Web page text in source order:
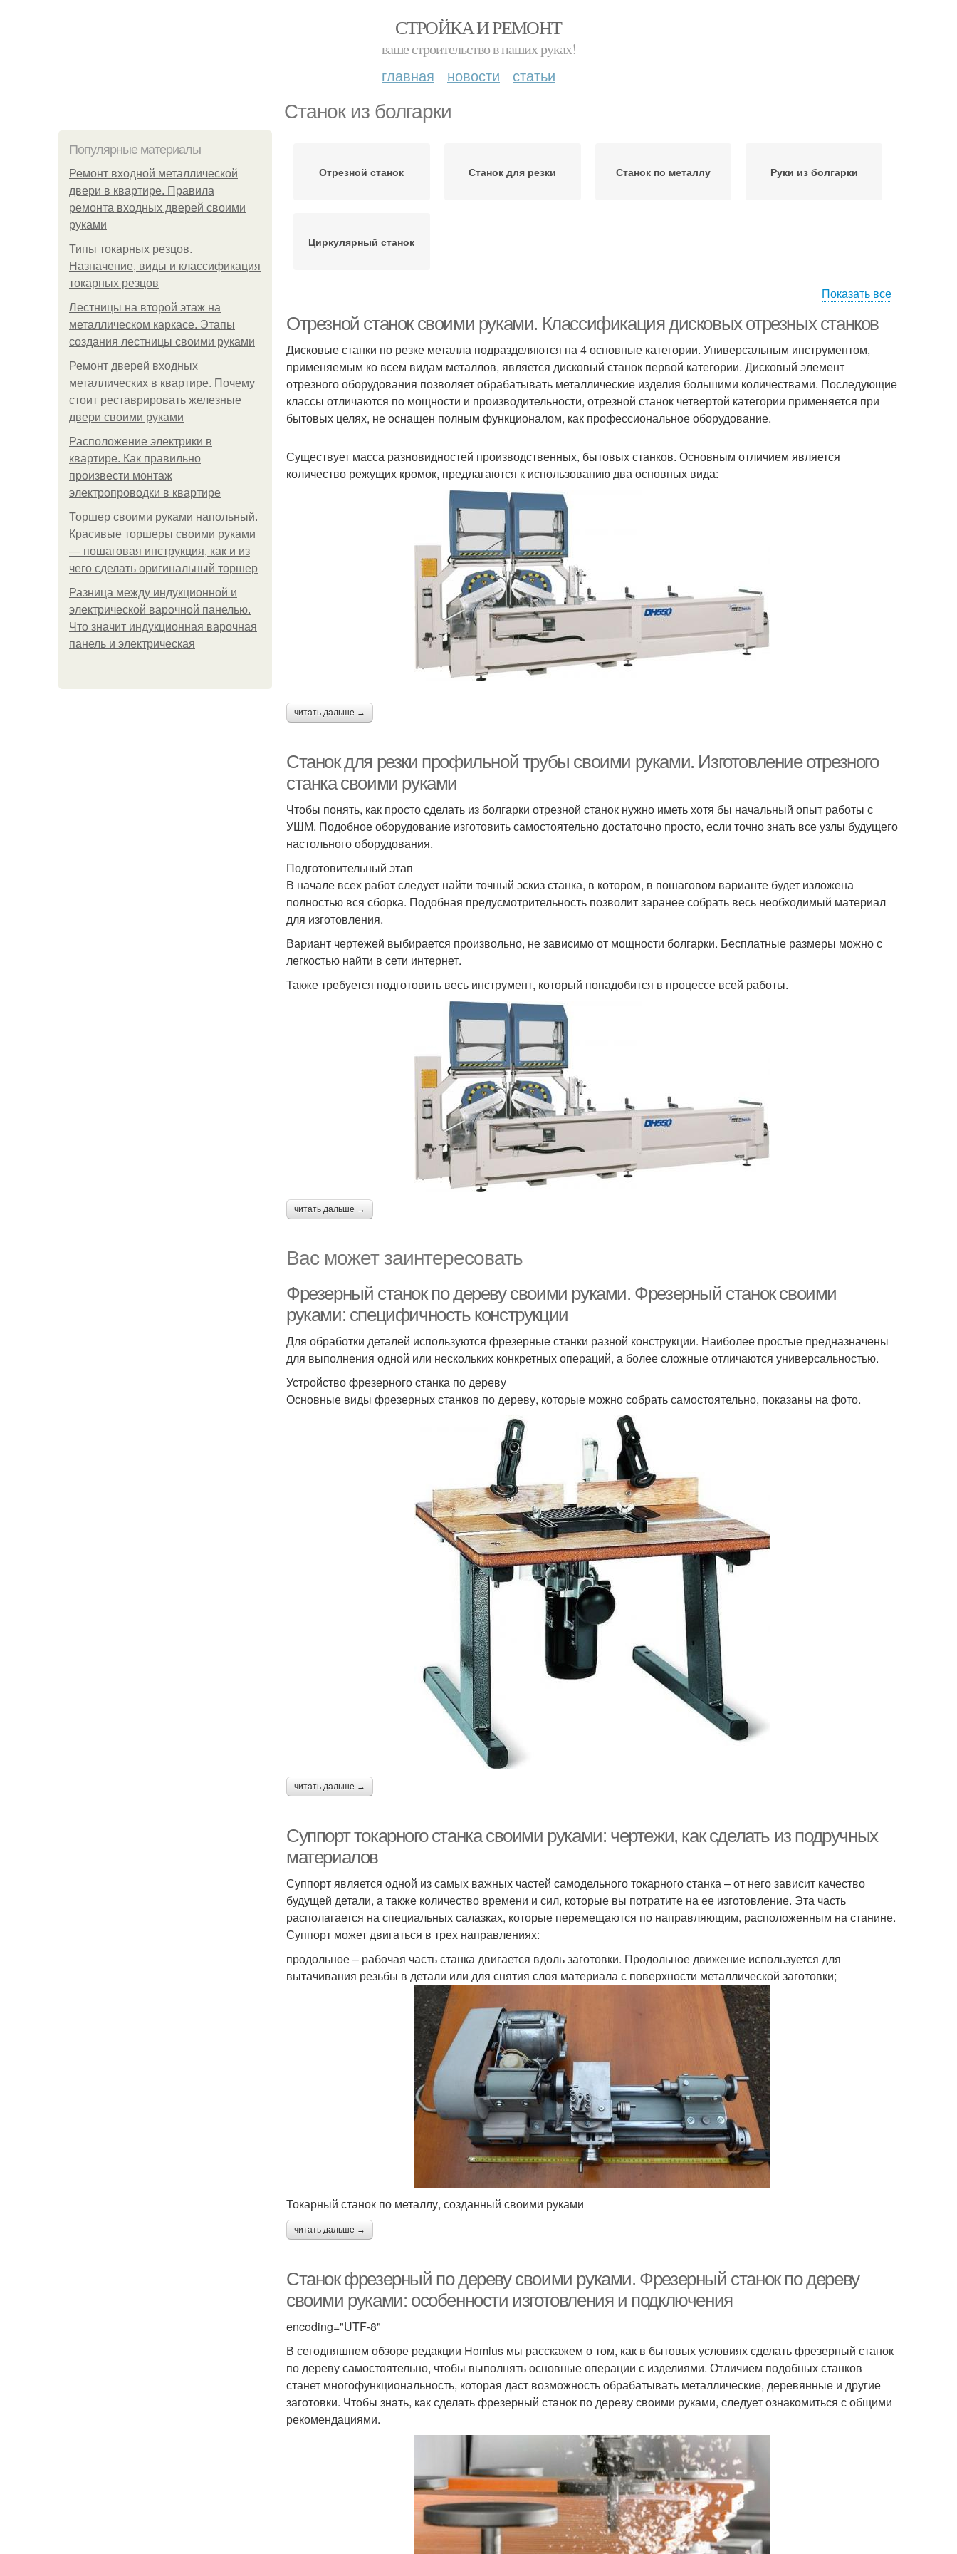
СТРОЙКА И РЕМОНТ
ваше строительство в наших руках!
главная новости статьи
Станок из болгарки
Популярные материалы
Ремонт входной металлической
двери в квартире. Правила
ремонта входных дверей своими
руками
Типы токарных резцов.
Назначение, виды и классификация
токарных резцов
Лестницы на второй этаж на
металлическом каркасе. Этапы
создания лестницы своими руками
Ремонт дверей входных
металлических в квартире. Почему
стоит реставрировать железные
двери своими руками
Расположение электрики в
квартире. Как правильно
произвести монтаж
электропроводки в квартире
Торшер своими руками напольный.
Красивые торшеры своими руками
— пошаговая инструкция, как и из
чего сделать оригинальный торшер
Разница между индукционной и
электрической варочной панелью.
Что значит индукционная варочная
панель и электрическая
Отрезной станок Станок для резки Станок по металлу Руки из болгарки
Циркулярный станок
Показать все
Отрезной станок своими руками. Классификация дисковых отрезных станков
Дисковые станки по резке металла подразделяются на 4 основные категории. Универсальным инструментом,
применяемым ко всем видам металлов, является дисковый станок первой категории. Дисковый элемент
отрезного оборудования позволяет обрабатывать металлические изделия большими количествами. Последующие
классы отличаются по мощности и производительности, отрезной станок четвертой категории применяется при
бытовых целях, не оснащен полным функционалом, как профессиональное оборудование.
Существует масса разновидностей производственных, бытовых станков. Основным отличием является
количество режущих кромок, предлагаются к использованию два основных вида:
читать дальше →
Станок для резки профильной трубы своими руками. Изготовление отрезного
станка своими руками
Чтобы понять, как просто сделать из болгарки отрезной станок нужно иметь хотя бы начальный опыт работы с
УШМ. Подобное оборудование изготовить самостоятельно достаточно просто, если точно знать все узлы будущего
настольного оборудования.
Подготовительный этап
В начале всех работ следует найти точный эскиз станка, в котором, в пошаговом варианте будет изложена
полностью вся сборка. Подобная предусмотрительность позволит заранее собрать весь необходимый материал
для изготовления.
Вариант чертежей выбирается произвольно, не зависимо от мощности болгарки. Бесплатные размеры можно с
легкостью найти в сети интернет.
Также требуется подготовить весь инструмент, который понадобится в процессе всей работы.
читать дальше →
Вас может заинтересовать
Фрезерный станок по дереву своими руками. Фрезерный станок своими
руками: специфичность конструкции
Для обработки деталей используются фрезерные станки разной конструкции. Наиболее простые предназначены
для выполнения одной или нескольких конкретных операций, а более сложные отличаются универсальностью.
Устройство фрезерного станка по дереву
Основные виды фрезерных станков по дереву, которые можно собрать самостоятельно, показаны на фото.
читать дальше →
Суппорт токарного станка своими руками: чертежи, как сделать из подручных
материалов
Суппорт является одной из самых важных частей самодельного токарного станка – от него зависит качество
будущей детали, а также количество времени и сил, которые вы потратите на ее изготовление. Эта часть
располагается на специальных салазках, которые перемещаются по направляющим, расположенным на станине.
Суппорт может двигаться в трех направлениях:
продольное – рабочая часть станка двигается вдоль заготовки. Продольное движение используется для
вытачивания резьбы в детали или для снятия слоя материала с поверхности металлической заготовки;
Токарный станок по металлу, созданный своими руками
читать дальше →
Станок фрезерный по дереву своими руками. Фрезерный станок по дереву
своими руками: особенности изготовления и подключения
encoding="UTF-8"
В сегодняшнем обзоре редакции Homius мы расскажем о том, как в бытовых условиях сделать фрезерный станок
по дереву самостоятельно, чтобы выполнять основные операции с изделиями. Отличием подобных станков
станет многофункциональность, которая даст возможность обрабатывать металлические, деревянные и другие
заготовки. Чтобы знать, как сделать фрезерный станок по дереву своими руками, следует ознакомиться с общими
рекомендациями.